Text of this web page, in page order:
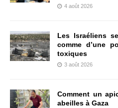
4 août 2026
Les Israéliens
comme d’une
toxiques
3 août 2026
Comment un
abeilles à Gaza